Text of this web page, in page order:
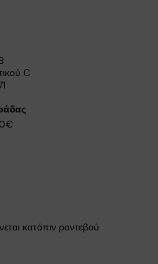
B
C
κατόπιν ραντεβού